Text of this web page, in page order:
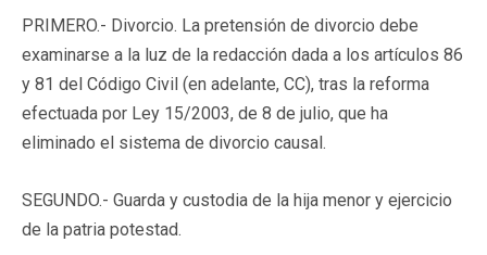
PRIMERO.- Divorcio. La pretensión de divorcio debe
examinarse a la luz de la redacción dada a los artículos 86
y 81 del Código Civil (en adelante, CC), tras la reforma
efectuada por Ley 15/2003, de 8 de julio, que ha
eliminado el sistema de divorcio causal.
SEGUNDO.- Guarda y custodia de la hija menor y ejercicio
de la patria potestad.